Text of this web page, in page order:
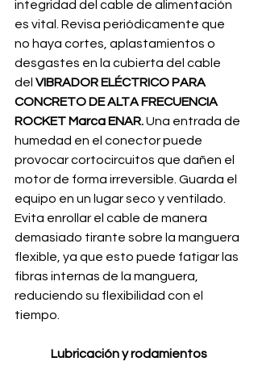
integridad del cable de alimentación
es vital. Revisa periódicamente que
no haya cortes, aplastamientos o
desgastes en la cubierta del cable
del VIBRADOR ELÉCTRICO PARA
CONCRETO DE ALTA FRECUENCIA
ROCKET Marca ENAR. Una entrada de
humedad en el conector puede
provocar cortocircuitos que dañen el
motor de forma irreversible. Guarda el
equipo en un lugar seco y ventilado.
Evita enrollar el cable de manera
demasiado tirante sobre la manguera
flexible, ya que esto puede fatigar las
fibras internas de la manguera,
reduciendo su flexibilidad con el
tiempo.
Lubricación y rodamientos